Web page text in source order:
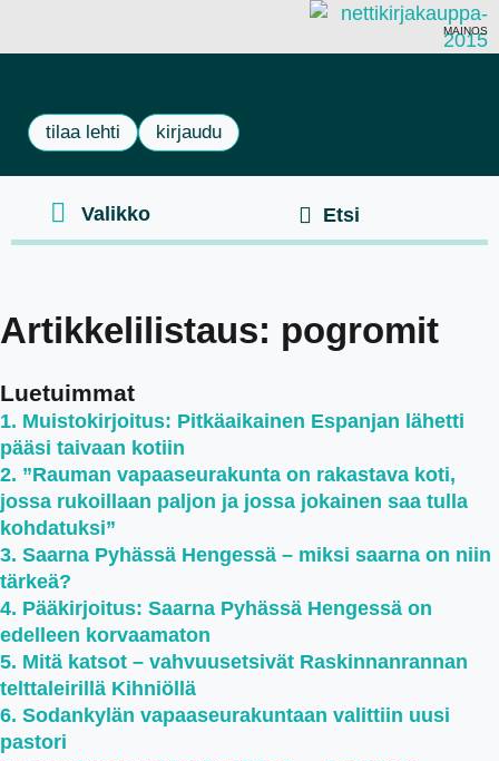
MAINOS
tilaa lehti kirjaudu
Artikkelilistaus: pogromit
Luetuimmat
Muistokirjoitus: Pitkäaikainen Espanjan lähetti
pääsi taivaan kotiin
”Rauman vapaaseurakunta on rakastava koti,
jossa rukoillaan paljon ja jossa jokainen saa tulla
kohdatuksi”
Saarna Pyhässä Hengessä – miksi saarna on niin
tärkeä?
Pääkirjoitus: Saarna Pyhässä Hengessä on
edelleen korvaamaton
Mitä katsot – vahvuusetsivät Raskinnanrannan
telttaleirillä Kihniöllä
Sodankylän vapaaseurakuntaan valittiin uusi
pastori